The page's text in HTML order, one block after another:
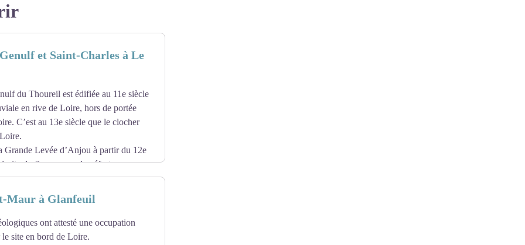
et Saint-Charles à Le
du Thoureil est édifiée au 11e siècle
en rive de Loire, hors de portée
C’est au 13e siècle que le clocher
Grande Levée d’Anjou à partir du 12e
du fleuve aura de néfastes
crues, l’accélération du courant vont
les plus hautes eaux est désaffectée
et consacrée sous le
de Glanfeuil sont exposées de
Maur à Glanfeuil
ont attesté une occupation
site en bord de Loire.